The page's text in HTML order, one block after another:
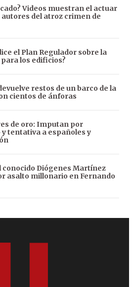
Videos muestran el actuar
autores del atroz crimen de
el Plan Regulador sobre la
los edificios?
restos de un barco de la
cientos de ánforas
de oro: Imputan por
tentativa a españoles y
conocido Diógenes Martínez
asalto millonario en Fernando